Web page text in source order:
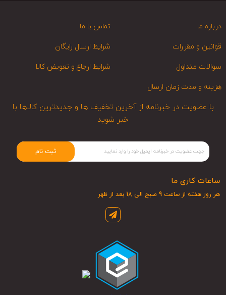
درباره ما تماس با ما
قوانین و مقررات شرایط ارسال رایگان
سوالات متداول شرایط ارجاع و تعویض کالا
هزینه و مدت زمان ارسال
با عضویت در خبرنامه از آخرین تخفیف ها و جدیدترین کالاها با
خبر شوید
ثبت نام
ساعات کاری ما
هر روز هفته از ساعت 9 صبح الی 18 بعد از ظهر